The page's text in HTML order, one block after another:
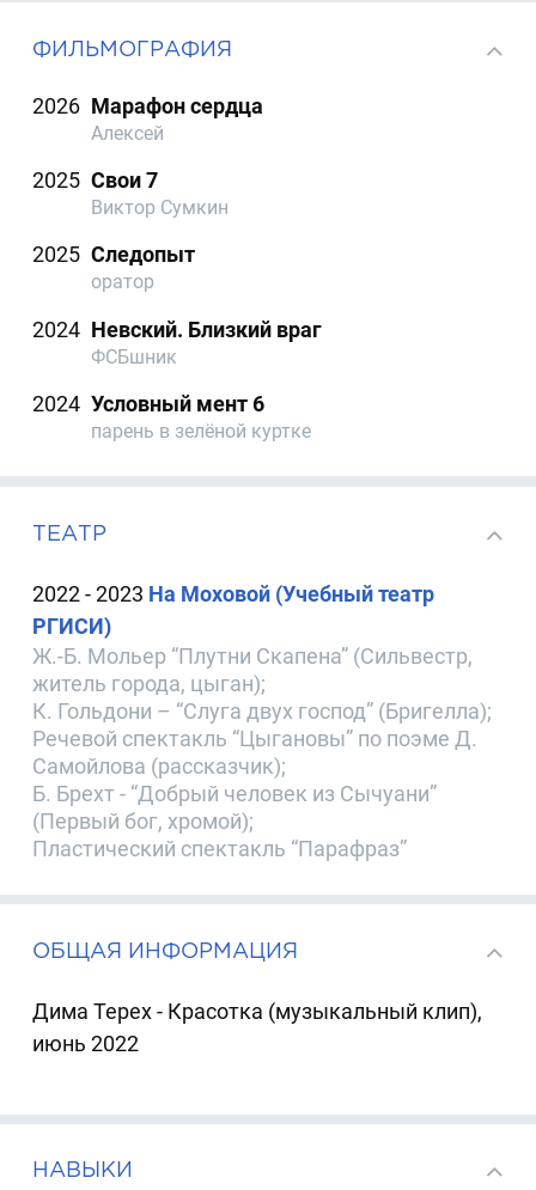
ФИЛЬМОГРАФИЯ
2026 Марафон сердца
Алексей
2025 Свои 7
Виктор Сумкин
2025 Следопыт
оратор
2024 Невский. Близкий враг
ФСБшник
2024 Условный мент 6
парень в зелёной куртке
ТЕАТР
2022 - 2023 На Моховой (Учебный театр
РГИСИ)
Ж.-Б. Мольер “Плутни Скапена” (Сильвестр,
житель города, цыган);
К. Гольдони – “Слуга двух господ” (Бригелла);
Речевой спектакль “Цыгановы” по поэме Д.
Самойлова (рассказчик);
Б. Брехт - “Добрый человек из Сычуани”
(Первый бог, хромой);
Пластический спектакль “Парафраз”
ОБЩАЯ ИНФОРМАЦИЯ
Дима Терех - Красотка (музыкальный клип),
июнь 2022
НАВЫКИ